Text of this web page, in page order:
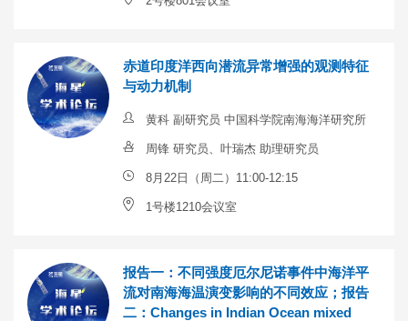
赤道印度洋西向潜流异常增强的观测特征
与动力机制
黄科 副研究员 中国科学院南海海洋研究所
周锋 研究员、叶瑞杰 助理研究员
8月22日（周二）11:00-12:15
1号楼1210会议室
报告一：不同强度厄尔尼诺事件中海洋平
流对南海海温演变影响的不同效应；报告
二：Changes in Indian Ocean mixed